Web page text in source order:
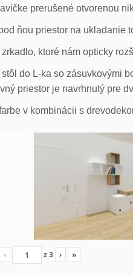
prerušené otvorenou
ňou priestor na ukladanie
ktoré nám opticky
do L-ka so zásuvkovými
priestor je navrhnutý pre
v kombinácii s
‹ z3 › »